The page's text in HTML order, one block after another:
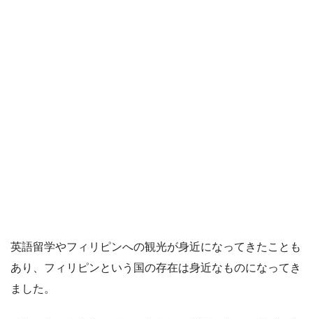
英語留学やフィリピンへの観光が身近になってきたことも
あり、フィリピンという国の存在は身近なものになってき
ました。